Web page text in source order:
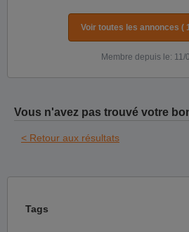
Voir toutes les annonces (
Membre depuis le: 11/
Vous n'avez pas trouvé votre
< Retour aux résultats
Tags